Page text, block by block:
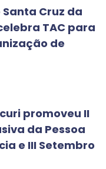
Cruz da
TAC para
de
promoveu II
da Pessoa
e III Setembro